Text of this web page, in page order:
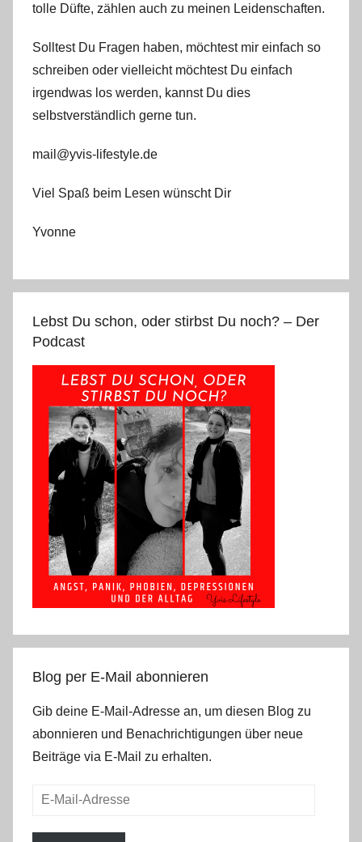
tolle Düfte, zählen auch zu meinen Leidenschaften.
Solltest Du Fragen haben, möchtest mir einfach so
schreiben oder vielleicht möchtest Du einfach
irgendwas los werden, kannst Du dies
selbstverständlich gerne tun.
mail@yvis-lifestyle.de
Viel Spaß beim Lesen wünscht Dir
Yvonne
Lebst Du schon, oder stirbst Du noch? – Der
Podcast
Blog per E-Mail abonnieren
Gib deine E-Mail-Adresse an, um diesen Blog zu
abonnieren und Benachrichtigungen über neue
Beiträge via E-Mail zu erhalten.
E-